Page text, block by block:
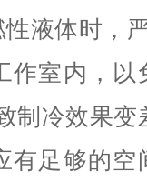
液体时，
作室内，
制冷效果变
有足够的